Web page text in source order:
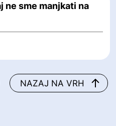
ne sme manjkati na
NAZAJ NA VRH